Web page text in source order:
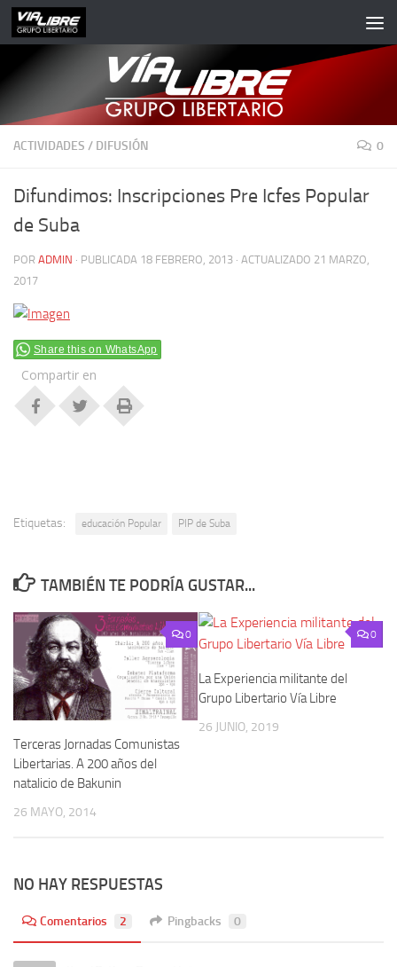
Saltar al contenido
ACTIVIDADES / DIFUSIÓN 0
Difundimos: Inscripciones Pre Icfes Popular
de Suba
POR ADMIN · PUBLICADA 18 FEBRERO, 2013 · ACTUALIZADO 21 MARZO,
2017
Share this on WhatsApp
Compartir en
Etiquetas: educación Popular PIP de Suba
TAMBIÉN TE PODRÍA GUSTAR...
0
Terceras Jornadas Comunistas
Libertarias. A 200 años del
natalicio de Bakunin
26 MAYO, 2014
0
La Experiencia militante del
Grupo Libertario Vía Libre
26 JUNIO, 2019
NO HAY RESPUESTAS
Comentarios 2 Pingbacks 0